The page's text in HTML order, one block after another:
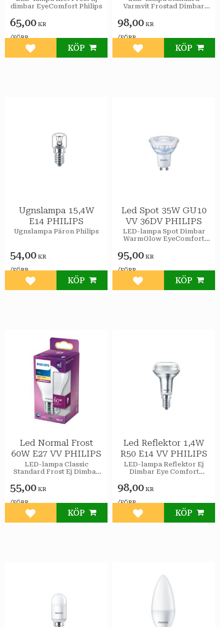
dimbar EyeComfort Philips
65,00 KR
/FÖRP
Lägg till i favoriter
KÖP
Varmvit Frostad Dimbar
98,00 KR
/FÖRP
Lägg till i favoriter
KÖP
Ugnslampa 15,4W
E14 PHILIPS
Ugnslampa Päron Philips
54,00 KR
/FÖRP
Lägg till i favoriter
KÖP
Led Spot 35W GU10
VV 36DV PHILIPS
LED-lampa Spot Dimbar
WarmGlow EyeComfort
95,00 KR
/FÖRP
Lägg till i favoriter
KÖP
Led Normal Frost
60W E27 VV PHILIPS
LED-lampa Classic
Standard Frost Ej Dimbar
55,00 KR
/FÖRP
Lägg till i favoriter
KÖP
Led Reflektor 1,4W
R50 E14 VV PHILIPS
LED-lampa Reflektor Ej
Dimbar Eye Comfort
98,00 KR
/FÖRP
Lägg till i favoriter
KÖP